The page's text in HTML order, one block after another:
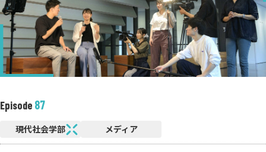
Episode 87
現代社会学部 メディア